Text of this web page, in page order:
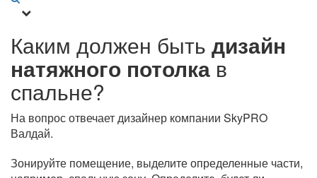
Каким должен быть дизайн
натяжного потолкав
спальне?
На вопрос отвечает дизайнер компании SkyPRO
Валдай.
Зонируйте помещение, выделите определенные части,